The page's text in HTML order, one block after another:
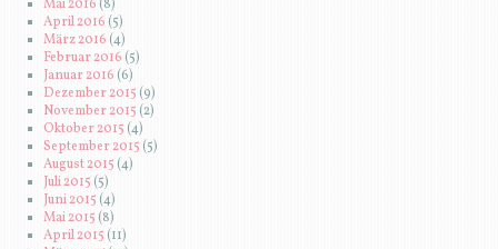
Mai 2016 (8)
April 2016(5)
März 2016 (4)
Februar 2016(5)
Januar 2016 (6)
Dezember 2015 (9)
November 2015 (2)
Oktober 2015 (4)
September 2015 (5)
August 2015 (4)
Juli 2015 (5)
Juni 2015 (4)
Mai 2015(8)
April 2015 (11)